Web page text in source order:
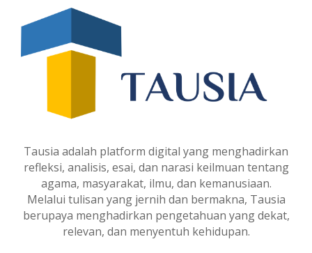
Tausia adalah platform digital yang menghadirkan
refleksi, analisis, esai, dan narasi keilmuan tentang
agama, masyarakat, ilmu, dan kemanusiaan.
Melalui tulisan yang jernih dan bermakna, Tausia
berupaya menghadirkan pengetahuan yang dekat,
relevan, dan menyentuh kehidupan.